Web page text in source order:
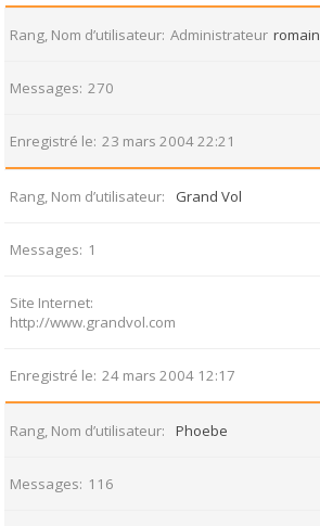
Rang, Nom d’utilisateur Administrateur romain
Messages 270
Enregistré le 23 mars 2004 22:21
Rang, Nom d’utilisateur Grand Vol
Messages 1
Site Internet
http://www.grandvol.com
Enregistré le 24 mars 2004 12:17
Rang, Nom d’utilisateur Phoebe
Messages 116